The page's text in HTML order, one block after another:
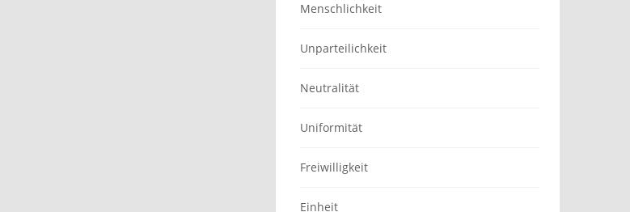
Menschlichkeit
Unparteilichkeit
Neutralität
Uniformität
Freiwilligkeit
Einheit